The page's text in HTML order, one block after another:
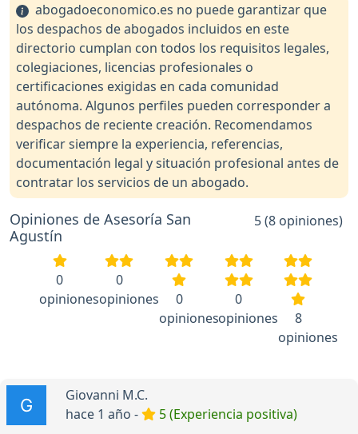
abogadoeconomico.es no puede garantizar que
los despachos de abogados incluidos en este
directorio cumplan con todos los requisitos legales,
colegiaciones, licencias profesionales o
certificaciones exigidas en cada comunidad
autónoma. Algunos perfiles pueden corresponder a
despachos de reciente creación. Recomendamos
verificar siempre la experiencia, referencias,
documentación legal y situación profesional antes de
contratar los servicios de un abogado.
Opiniones de Asesoría San
Agustín
5 (8 opiniones)
0
opiniones
0
opiniones
0
opiniones
0
opiniones
8
opiniones
Giovanni M.C.
hace 1 año -
5 (Experiencia positiva)